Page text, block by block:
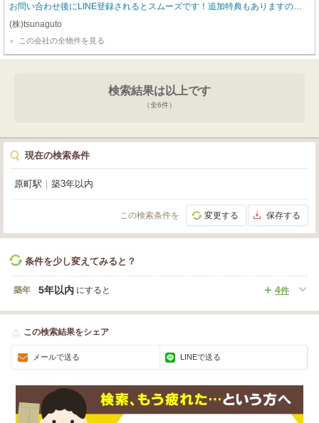
お問い合わせ後にLINE登録されるとスムーズです！追加特典もありますので
詳細はお気軽にお問い合わせ下さい♪
(株)tsunaguto
この会社の全物件を見る
検索結果は以上です
（全6件）
現在の検索条件
原町駅 築3年以内
この検索条件を 変更する 保存する
条件を少し変えてみると？
築年 4件
5年以内 にすると
この検索結果をシェア
メールで送る LINEで送る